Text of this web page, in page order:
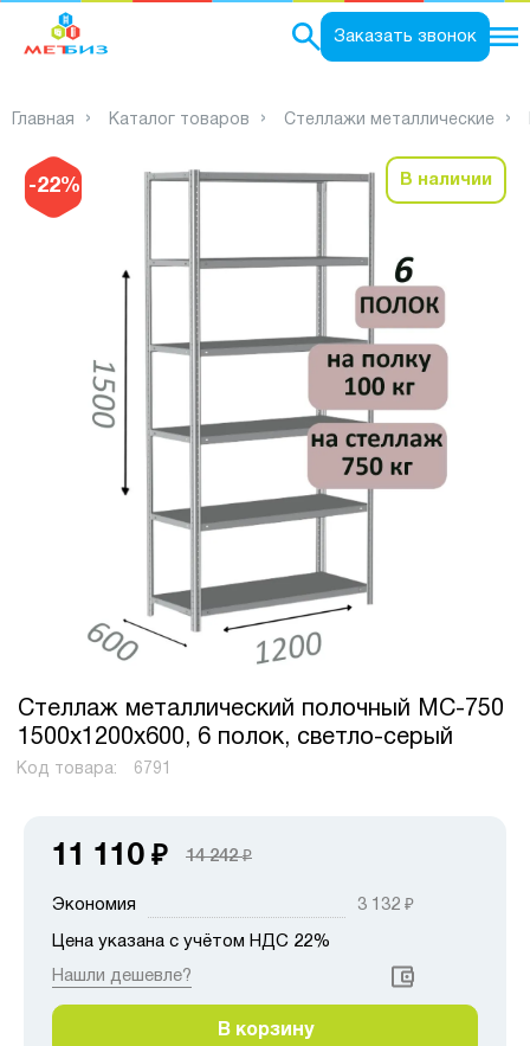
Заказать звонок
Главная Каталог товаров Стеллажи металлические
-22% В наличии
Стеллаж металлический полочный МС-750
1500х1200х600, 6 полок, светло-серый
Код товара: 6791
11 110 ₽ 14 242₽
Экономия 3 132 ₽
Цена указана с учётом НДС 22%
Нашли дешевле?
В корзину